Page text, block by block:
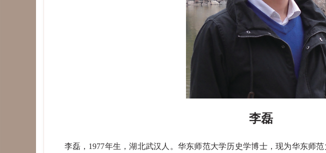
李磊
李磊， 1977年生，湖北武汉人。 华东师范大学历史学博士，现为华东师